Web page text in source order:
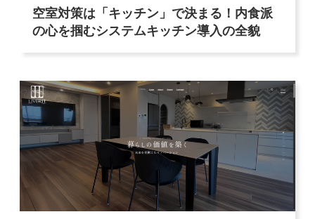
空室対策は「キッチン」で決まる！内食派
の心を掴むシステムキッチン導入の全貌